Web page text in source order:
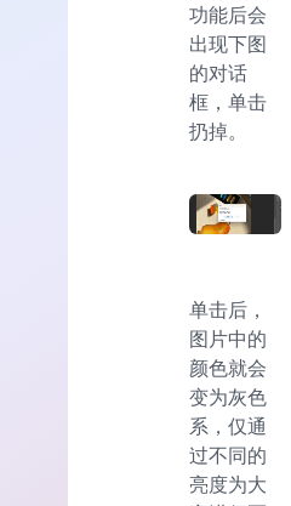
功能后会
出现下图
的对话
框，单击
扔掉。
单击后，
图片中的
颜色就会
变为灰色
系，仅通
过不同的
亮度为大